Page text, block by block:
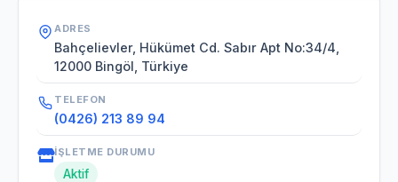
ADRES
Bahçelievler, Hükümet Cd. Sabır Apt No:34/4,
12000 Bingöl, Türkiye
TELEFON
(0426) 213 89 94
İŞLETME DURUMU
Aktif